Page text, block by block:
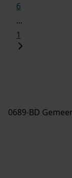
6
...
1
0689-BD